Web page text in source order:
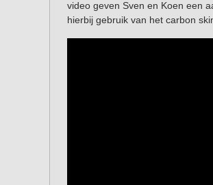
video geven Sven en Koen een
hierbij gebruik van het carbon